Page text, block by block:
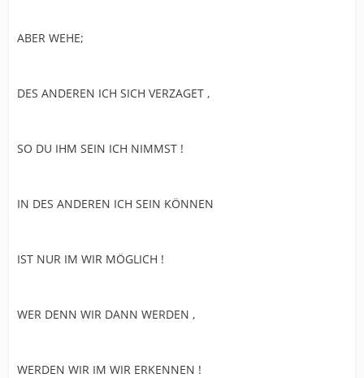
ABER WEHE;
DES ANDEREN ICH SICH VERZAGET ,
SO DU IHM SEIN ICH NIMMST !
IN DES ANDEREN ICH SEIN KÖNNEN
IST NUR IM WIR MÖGLICH !
WER DENN WIR DANN WERDEN ,
WERDEN WIR IM WIR ERKENNEN !